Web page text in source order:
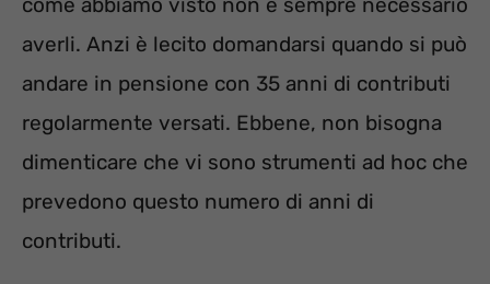
averli. Anzi è lecito domandarsi quando si può
andare in pensione con 35 anni di contributi
regolarmente versati. Ebbene, non bisogna
dimenticare che vi sono strumenti ad hoc che
prevedono questo numero di anni di
contributi.